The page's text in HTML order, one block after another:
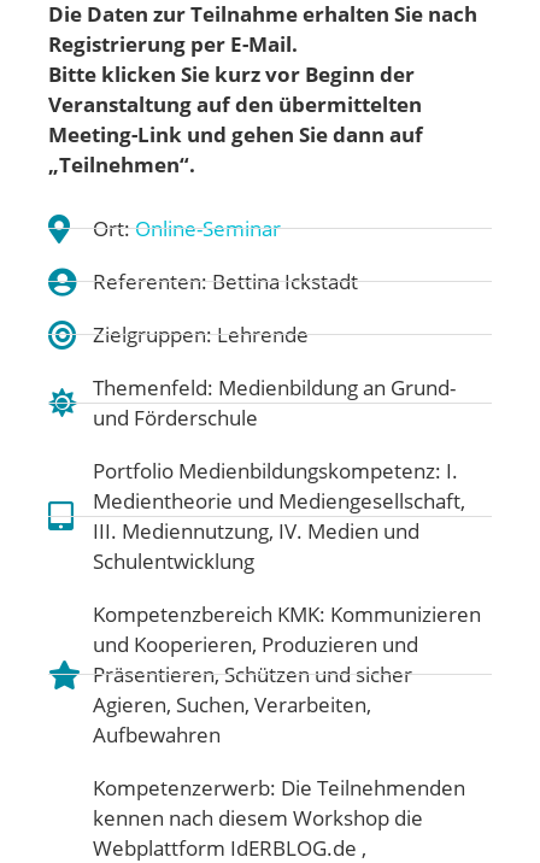
Die Daten zur Teilnahme erhalten Sie nach
Registrierung per E-Mail.
Bitte klicken Sie kurz vor Beginn der
Veranstaltung auf den übermittelten
Meeting-Link und gehen Sie dann auf
„Teilnehmen“.
Ort:Online-Seminar
Referenten: Bettina Ickstadt
Zielgruppen: Lehrende
Themenfeld: Medienbildung an Grund-
und Förderschule
Portfolio Medienbildungskompetenz: I.
Medientheorie und Mediengesellschaft,
III. Mediennutzung, IV. Medien und
Schulentwicklung
Kompetenzbereich KMK: Kommunizieren
und Kooperieren, Produzieren und
Präsentieren,Schützen und sicher
Agieren, Suchen, Verarbeiten,
Aufbewahren
Kompetenzerwerb: Die Teilnehmenden
kennen nach diesem Workshop die
Webplattform IdERBLOG.de ,